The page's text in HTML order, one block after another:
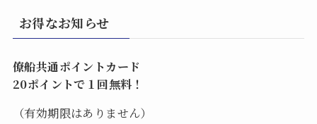
お得なお知らせ
僚船共通ポイントカード
20ポイントで１回無料！
（有効期限はありません）